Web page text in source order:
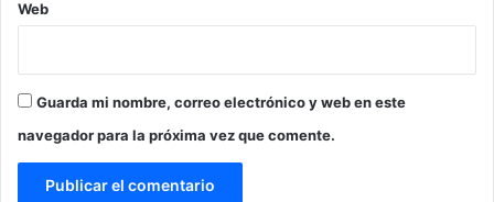
Web
Guarda mi nombre, correo electrónico y web en este
navegador para la próxima vez que comente.